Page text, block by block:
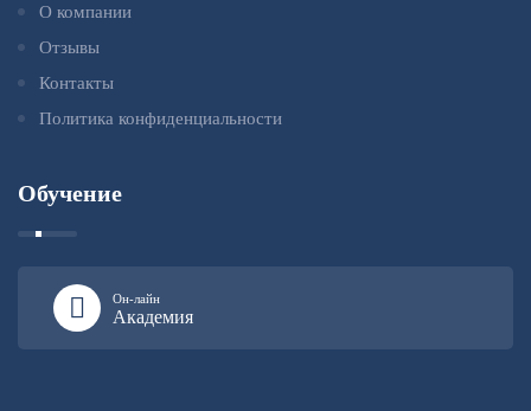
О компании
Отзывы
Контакты
Политика конфиденциальности
Обучение
Он-лайн
Академия